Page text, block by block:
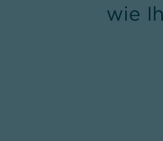
wie